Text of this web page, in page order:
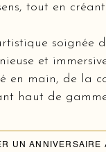
tout en
soignée
et
en main, de la
haut de
UN ANNIVERSAIRE